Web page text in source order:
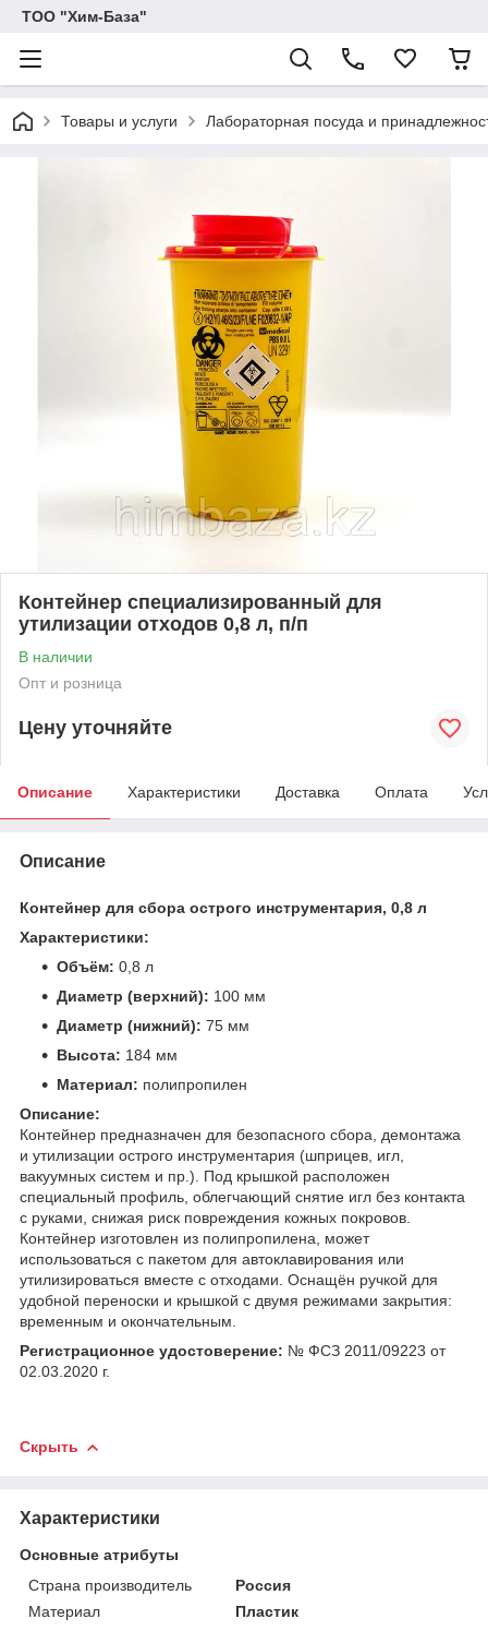
ТОО "Хим-База"
Товары и услуги Лабораторная посуда и
Контейнер специализированный для
утилизации отходов 0,8 л, п/п
В наличии
Опт и розница
Цену уточняйте
Описание Характеристики Доставка Оплата
Описание
Контейнер для сбора острого инструментария, 0,8 л
Характеристики:
Объём: 0,8 л
Диаметр (верхний): 100 мм
Диаметр (нижний): 75 мм
Высота: 184 мм
Материал: полипропилен
Описание:
Контейнер предназначен для безопасного сбора, демонтажа
и утилизации острого инструментария (шприцев, игл,
вакуумных систем и пр.). Под крышкой расположен
специальный профиль, облегчающий снятие игл без контакта
с руками, снижая риск повреждения кожных покровов.
Контейнер изготовлен из полипропилена, может
использоваться с пакетом для автоклавирования или
утилизироваться вместе с отходами. Оснащён ручкой для
удобной переноски и крышкой с двумя режимами закрытия:
временным и окончательным.
Регистрационное удостоверение: № ФСЗ 2011/09223 от
02.03.2020 г.
Скрыть
Характеристики
Основные атрибуты
Страна производитель
Россия
Материал
Пластик